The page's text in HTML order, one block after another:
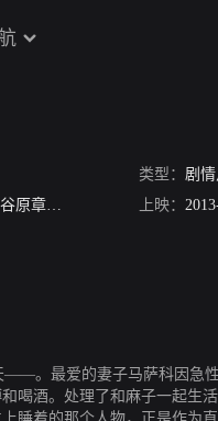
类型： 剧
谷原章介 甲本雅裕 床嶋
上映：
——。最爱的妻子马萨科因
喝酒。处理了和麻子一起生